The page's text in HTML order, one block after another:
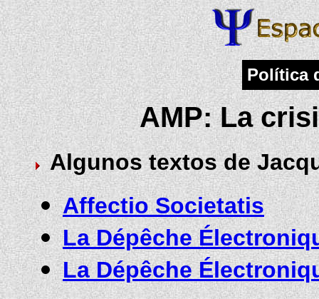
Política
AMP: La
Algunos textos de
Affectio Societatis
La Dépêche
La Dépêche